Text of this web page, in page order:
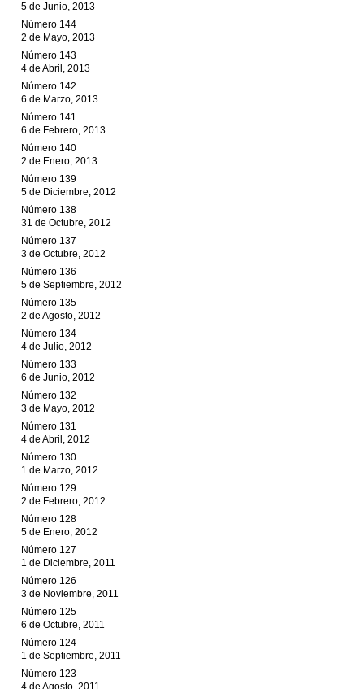
5 de Junio, 2013
Número 144
2 de Mayo, 2013
Número 143
4 de Abril, 2013
Número 142
6 de Marzo, 2013
Número 141
6 de Febrero, 2013
Número 140
2 de Enero, 2013
Número 139
5 de Diciembre, 2012
Número 138
31 de Octubre, 2012
Número 137
3 de Octubre, 2012
Número 136
5 de Septiembre, 2012
Número 135
2 de Agosto, 2012
Número 134
4 de Julio, 2012
Número 133
6 de Junio, 2012
Número 132
3 de Mayo, 2012
Número 131
4 de Abril, 2012
Número 130
1 de Marzo, 2012
Número 129
2 de Febrero, 2012
Número 128
5 de Enero, 2012
Número 127
1 de Diciembre, 2011
Número 126
3 de Noviembre, 2011
Número 125
6 de Octubre, 2011
Número 124
1 de Septiembre, 2011
Número 123
4 de Agosto, 2011